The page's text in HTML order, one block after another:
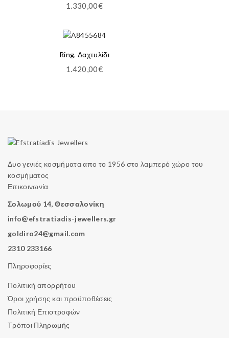
1.330,00€
Ring, Δαχτυλίδι
1.420,00€
Δυο γενιές κοσμήματα απο το 1956 στο λαμπερό χώρο του
κοσμήματος
Επικοινωνία
Σολωμού 14, Θεσσαλονίκη
info@efstratiadis-jewellers.gr
goldiro24@gmail.com
2310 233166
Πληροφορίες
Πολιτική απορρήτου
Όροι χρήσης και προϋποθέσεις
Πολιτική Επιστροφών
Τρόποι Πληρωμής